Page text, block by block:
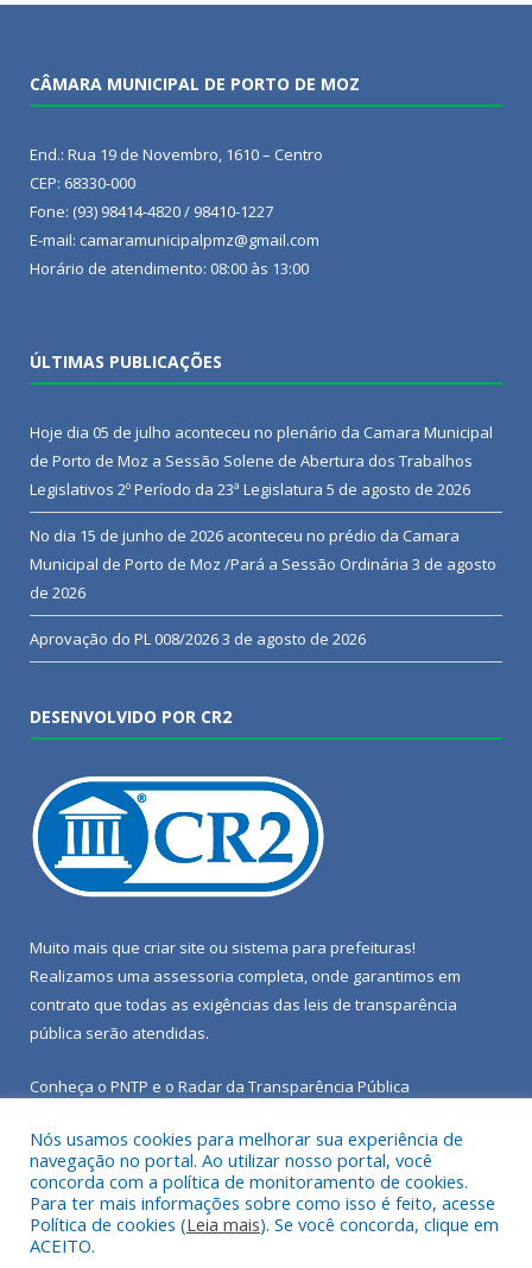
CÂMARA MUNICIPAL DE PORTO DE MOZ
End.: Rua 19 de Novembro, 1610 – Centro
CEP: 68330-000
Fone: (93) 98414-4820 / 98410-1227
E-mail: camaramunicipalpmz@gmail.com
Horário de atendimento: 08:00 às 13:00
ÚLTIMAS PUBLICAÇÕES
Hoje dia 05 de julho aconteceu no plenário da Camara Municipal
de Porto de Moz a Sessão Solene de Abertura dos Trabalhos
Legislativos 2º Período da 23ª Legislatura 5 de agosto de 2026
No dia 15 de junho de 2026 aconteceu no prédio da Camara
Municipal de Porto de Moz /Pará a Sessão Ordinária 3 de agosto
de 2026
Aprovação do PL 008/20263 de agosto de 2026
DESENVOLVIDO POR CR2
Muito mais que criar site ou sistema para prefeituras!
Realizamos uma assessoria completa, onde garantimos em
contrato que todas as exigências das leis de transparência
pública serão atendidas.
Conheça o PNTP e o Radar da Transparência Pública
Todos os direitos reservados a Câmara Municipal de Porto de
Moz.
Nós usamos cookies para melhorar sua experiência de
navegação no portal. Ao utilizar nosso portal, você
concorda com a política de monitoramento de cookies.
Para ter mais informações sobre como isso é feito, acesse
Política de cookies (Leia mais). Se você concorda, clique em
ACEITO.